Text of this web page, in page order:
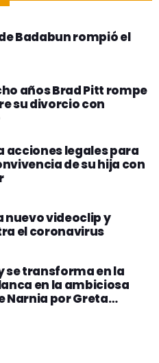
Badabun rompió el
años Brad Pitt rompe
su divorcio con
acciones legales para
de su hija con
nuevo videoclip y
el coronavirus
se transforma en la
en la ambiciosa
Narnia por Greta